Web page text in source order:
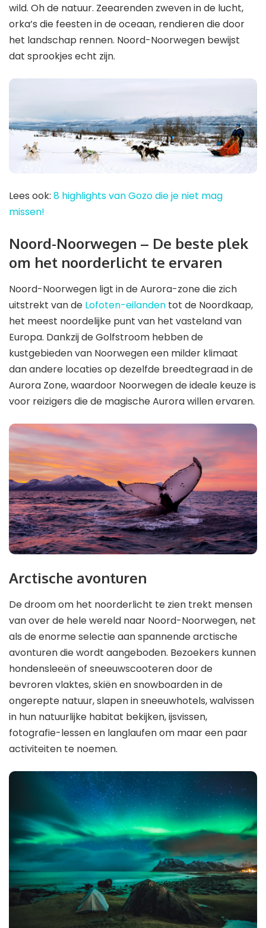
wild. Oh de natuur. Zeearenden zweven in de lucht,
orka’s die feesten in de oceaan, rendieren die door
het landschap rennen. Noord-Noorwegen bewijst
dat sprookjes echt zijn.
Lees ook: 8 highlights van Gozo die je niet mag
missen!
Noord-Noorwegen – De beste plek
om het noorderlicht te ervaren
Noord-Noorwegen ligt in de Aurora-zone die zich
uitstrekt van de Lofoten-eilanden tot de Noordkaap,
het meest noordelijke punt van het vasteland van
Europa. Dankzij de Golfstroom hebben de
kustgebieden van Noorwegen een milder klimaat
dan andere locaties op dezelfde breedtegraad in de
Aurora Zone, waardoor Noorwegen de ideale keuze is
voor reizigers die de magische Aurora willen ervaren.
Arctische avonturen
De droom om het noorderlicht te zien trekt mensen
van over de hele wereld naar Noord-Noorwegen, net
als de enorme selectie aan spannende arctische
avonturen die wordt aangeboden. Bezoekers kunnen
hondensleeën of sneeuwscooteren door de
bevroren vlaktes, skiën en snowboarden in de
ongerepte natuur, slapen in sneeuwhotels, walvissen
in hun natuurlijke habitat bekijken, ijsvissen,
fotografie-lessen en langlaufen om maar een paar
activiteiten te noemen.